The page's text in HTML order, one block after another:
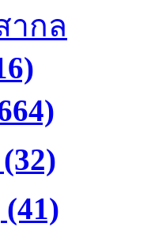
ากล
(32)
(41)